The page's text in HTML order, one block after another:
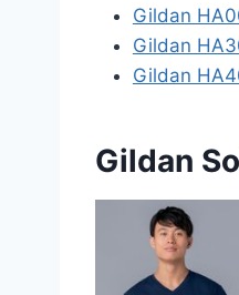
Gildan
Gildan
Gildan
Gildan